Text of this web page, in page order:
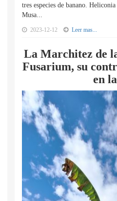
tres especies de banano.
Musa...
2023-12-12 Leer mas...
La Marchitez de
Fusarium, su
en